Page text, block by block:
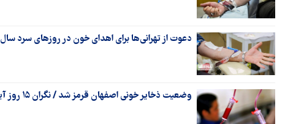
دعوت از تهرانی‌ها برای اهدای خون در روزهای سرد سال
وضعیت ذخایر خونی اصفهان قرمز شد / نگران ۱۵ روز آینده هستیم